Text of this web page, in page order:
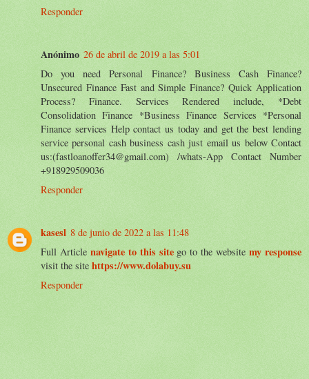
Responder
Anónimo 26 de abril de 2019 a las 5:01
Do you need Personal Finance? Business Cash Finance?
Unsecured Finance Fast and Simple Finance? Quick Application
Process? Finance. Services Rendered include, *Debt
Consolidation Finance *Business Finance Services *Personal
Finance services Help contact us today and get the best lending
service personal cash business cash just email us below Contact
us:(fastloanoffer34@gmail.com) /whats-App Contact Number
+918929509036
Responder
kasesl 8 de junio de 2022 a las 11:48
Full Article navigate to this sitego to the websitemy response
visit the site https://www.dolabuy.su
Responder